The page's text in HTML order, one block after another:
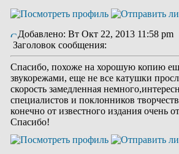
Добавлено: Вт Окт 22, 2013 11:58 pm
Заголовок сообщения:
Спасибо, похоже на хорошую копию
звукорежами, еще не все катушки
скорость замедленная
специалистов и поклонников
конечно от известного издания очень
Спасибо!